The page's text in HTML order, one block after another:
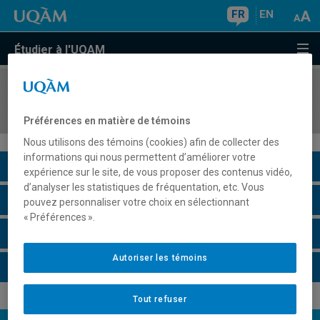
FR EN
Étudier à l'UQAM
COURS//
Description du cours
Horaire - Été 2026
Préférences en matière de témoins
Nous utilisons des témoins (cookies) afin de collecter des
informations qui nous permettent d’améliorer votre
expérience sur le site, de vous proposer des contenus vidéo,
d’analyser les statistiques de fréquentation, etc. Vous
pouvez personnaliser votre choix en sélectionnant
« Préférences ».
Tout refuser
Autoriser les témoins